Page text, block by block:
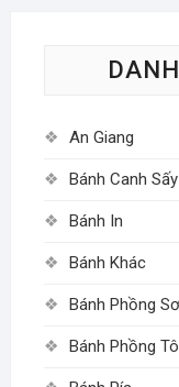
An Giang
Bánh Canh
Bánh In
Bánh Khác
Bánh Phồng
Bánh Phồng